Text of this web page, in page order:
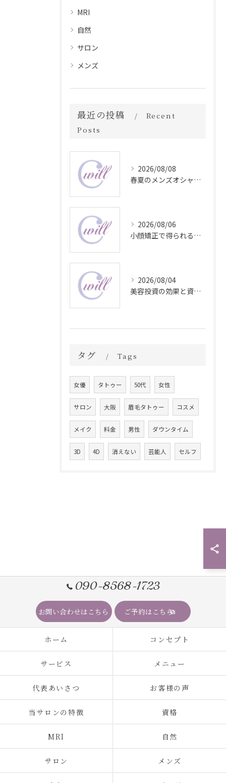
MRI
自然
サロン
メンズ
最近の投稿
Recent
Posts
2026/08/08
春夏のメンズオシャレ最前線スタイル
2026/08/06
小顔矯正で得られる顔変化の科学的効果
2026/08/04
美容投資の効果と資産価値の解説
タグ Tags
女優 タトゥー 50代 女性
サロン 大阪 眉毛タトゥー コスメ
メイク 料金 男性 ダウンタイム
3D 4D 消えない 芸能人 セルフ
090-8568-1723
お問い合わせはこちら ご予約はこちら
ホーム コンセプト
サービス メニュー
代表あいさつ お客様の声
当サロンの特徴 資格
MRI 自然
サロン メンズ